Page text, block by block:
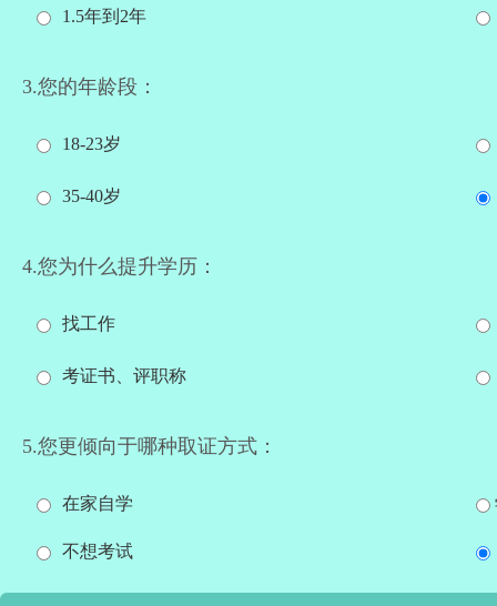
1.5年到2年
3.您的年龄段：
18-23岁
35-40岁
4.您为什么提升学历：
找工作
考证书、评职称
5.您更倾向于哪种取证方式：
在家自学
不想考试